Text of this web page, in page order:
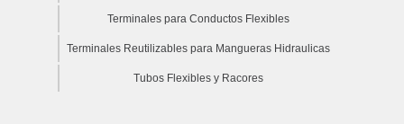
Terminales para Conductos Flexibles
Terminales Reutilizables para Mangueras Hidraulicas
Tubos Flexibles y Racores